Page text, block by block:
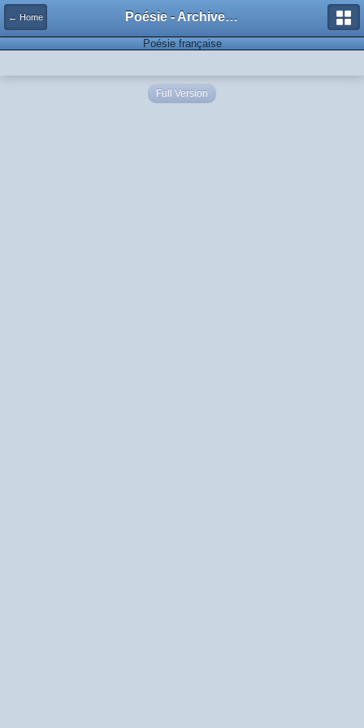
← Home Poésie - Archives de Toute La Poésie - 2005 - 2006
Poésie française
Full Version